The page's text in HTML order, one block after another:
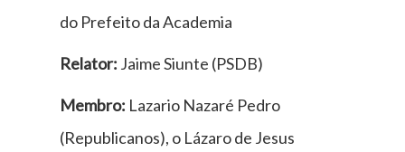
do Prefeito da Academia
Relator: Jaime Siunte (PSDB)
Membro: Lazario Nazaré Pedro
(Republicanos), o Lázaro de Jesus